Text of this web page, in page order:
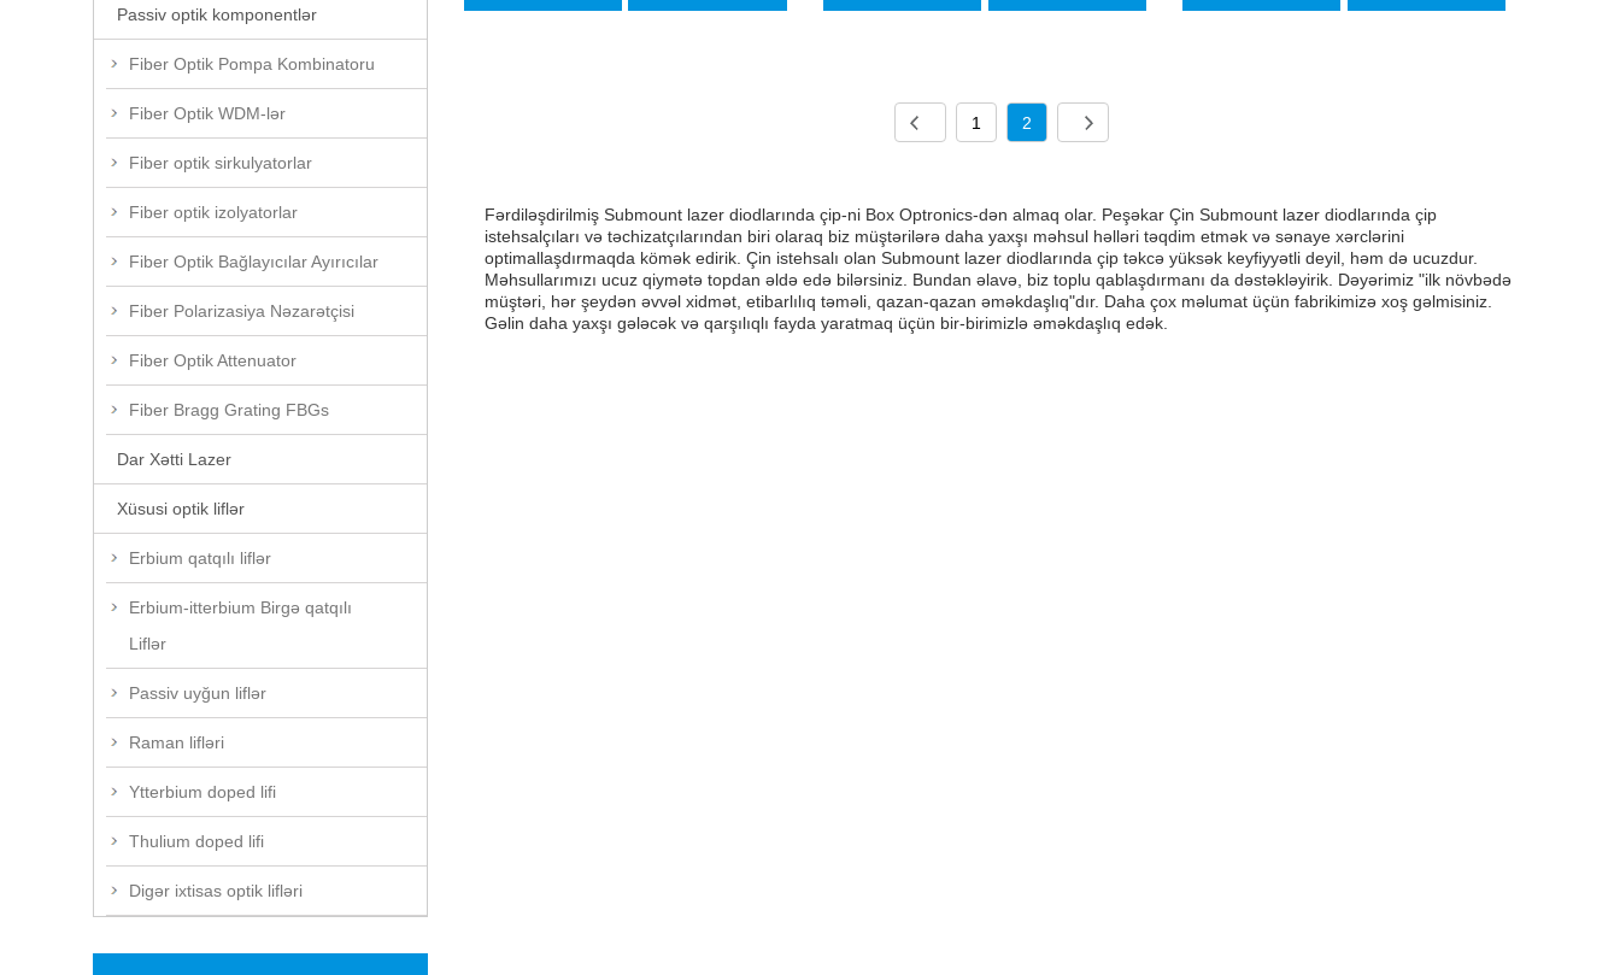
Passiv optik komponentlər
Fiber Optik Pompa Kombinatoru
Fiber Optik WDM-lər
Fiber optik sirkulyatorlar
Fiber optik izolyatorlar
Fiber Optik Bağlayıcılar Ayırıcılar
Fiber Polarizasiya Nəzarətçisi
Fiber Optik Attenuator
Fiber Bragg Grating FBGs
Dar Xətti Lazer
Xüsusi optik liflər
Erbium qatqılı liflər
Erbium-itterbium Birgə qatqılı
Liflər
Passiv uyğun liflər
Raman lifləri
Ytterbium doped lifi
Thulium doped lifi
Digər ixtisas optik lifləri
1 2
Fərdiləşdirilmiş Submount lazer diodlarında çip-ni Box Optronics-dən almaq olar. Peşəkar Çin Submount lazer diodlarında çip
istehsalçıları və təchizatçılarından biri olaraq biz müştərilərə daha yaxşı məhsul həlləri təqdim etmək və sənaye xərclərini
optimallaşdırmaqda kömək edirik. Çin istehsalı olan Submount lazer diodlarında çip təkcə yüksək keyfiyyətli deyil, həm də ucuzdur.
Məhsullarımızı ucuz qiymətə topdan əldə edə bilərsiniz. Bundan əlavə, biz toplu qablaşdırmanı da dəstəkləyirik. Dəyərimiz "ilk növbədə
müştəri, hər şeydən əvvəl xidmət, etibarlılıq təməli, qazan-qazan əməkdaşlıq"dır. Daha çox məlumat üçün fabrikimizə xoş gəlmisiniz.
Gəlin daha yaxşı gələcək və qarşılıqlı fayda yaratmaq üçün bir-birimizlə əməkdaşlıq edək.